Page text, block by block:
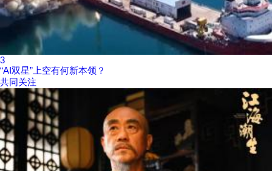
3
“AI双星”上空有何新本领？
共同关注